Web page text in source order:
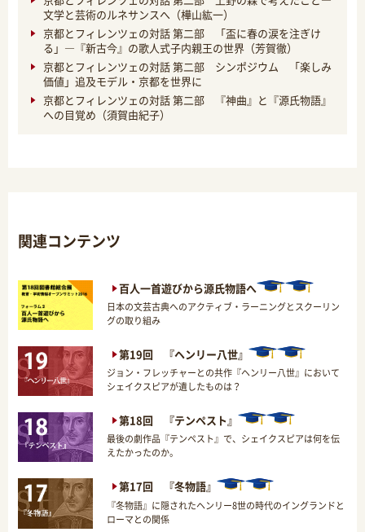
文学と芸術のルネサンスへ（樺山紘一）
京都とフィレンツェの対話 第二部 「盃に春の涙を注ぎけ
る」―『新古今』の歌人式子内親王の世界（芳賀徹）
京都とフィレンツェの対話 第二部 シンポジウム 「楽しみ
価値」追及モデル・京都を世界に
京都とフィレンツェの対話 第二部 『神曲』と『源氏物語』
への目覚め（須賀由紀子）
関連コンテンツ
百人一首遊びから源氏物語へ
日本の文芸古典へのアクティブ・ラーニングとスクーリン
グの取り組み
第19回 『ヘンリー八世』
ジョン・フレッチャーとの共作『ヘンリー八世』において
シェイクスピアが遺したものは？
第18回 『テンペスト』
最後の劇作品『テンペスト』で、シェイクスピアは何を伝
えたかったのか。
第17回 『冬物語』
『冬物語』に隠されたヘンリー8世の時代のイングランドと
ローマとの関係